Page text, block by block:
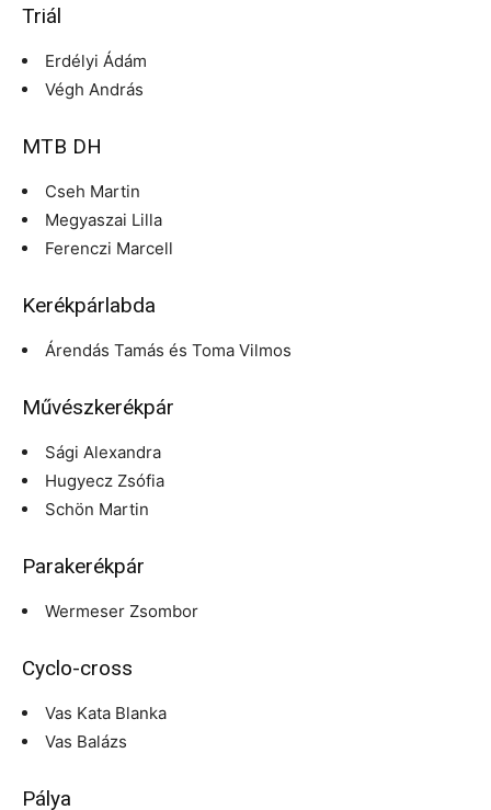
Triál
Erdélyi Ádám
Végh András
MTB DH
Cseh Martin
Megyaszai Lilla
Ferenczi Marcell
Kerékpárlabda
Árendás Tamás és Toma Vilmos
Művészkerékpár
Sági Alexandra
Hugyecz Zsófia
Schön Martin
Parakerékpár
Wermeser Zsombor
Cyclo-cross
Vas Kata Blanka
Vas Balázs
Pálya